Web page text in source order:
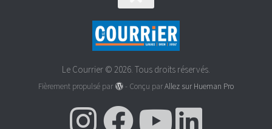
Le Courrier © 2026. Tous droits réservés.
Fièrement propulsé par - Conçu parAllez sur Hueman Pro